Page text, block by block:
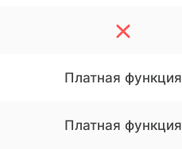
Платная функция
Платная функция